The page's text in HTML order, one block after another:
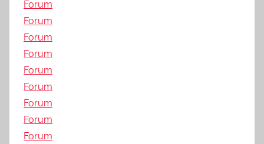
Forum
Forum
Forum
Forum
Forum
Forum
Forum
Forum
Forum